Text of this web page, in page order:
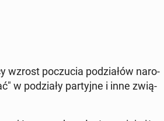
wzrost po­czu­cia po­dzia­łów na­ro­
w po­dzia­ły par­tyj­ne i inne zwią­